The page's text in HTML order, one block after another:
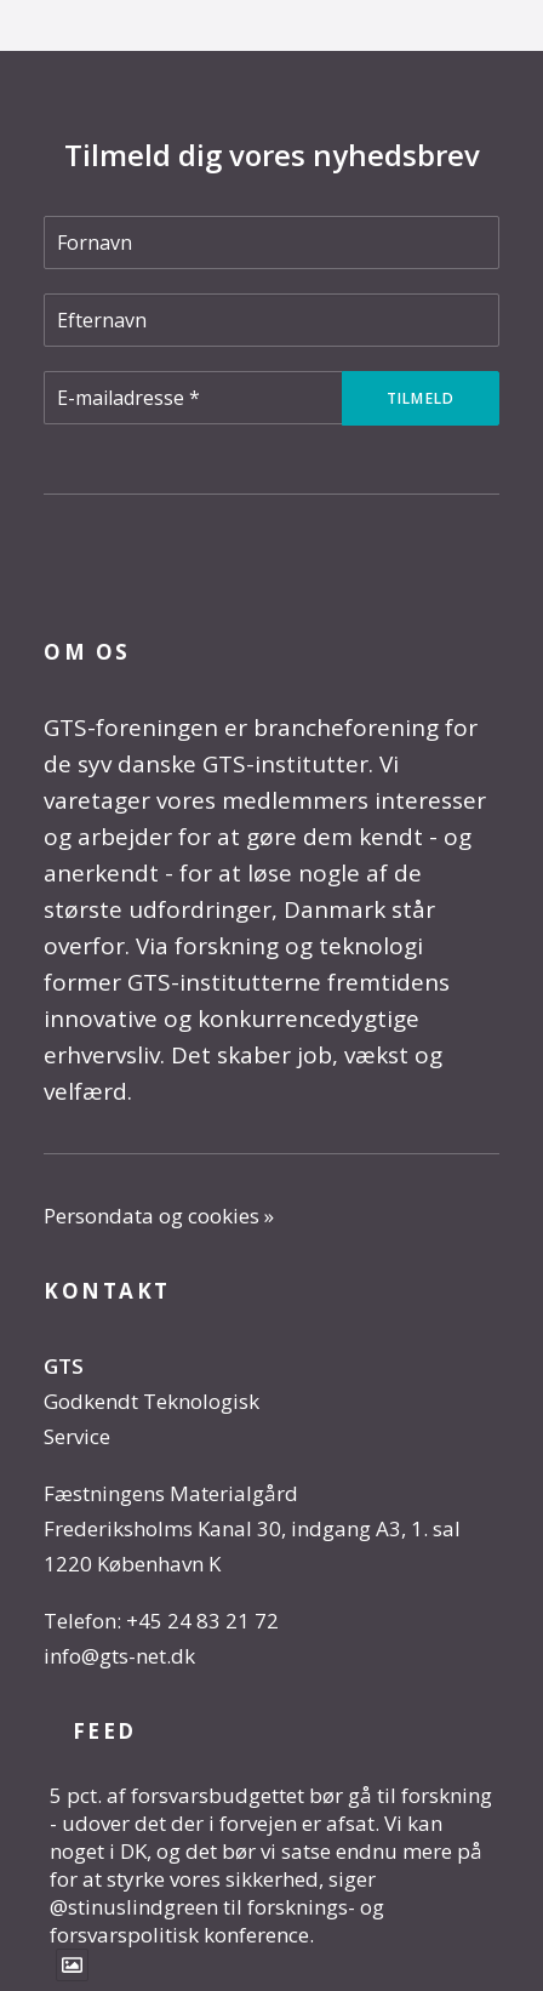
Tilmeld dig vores nyhedsbrev
OM OS
GTS-foreningen er brancheforening for
de syv danske GTS-institutter. Vi
varetager vores medlemmers interesser
og arbejder for at gøre dem kendt - og
anerkendt - for at løse nogle af de
største udfordringer, Danmark står
overfor. Via forskning og teknologi
former GTS-institutterne fremtidens
innovative og konkurrencedygtige
erhvervsliv. Det skaber job, vækst og
velfærd.
Persondata og cookies »
KONTAKT
GTS
Godkendt Teknologisk
Service
Fæstningens Materialgård
Frederiksholms Kanal 30, indgang A3, 1. sal
1220 København K
Telefon: +45 24 83 21 72
info@gts-net.dk
FEED
5 pct. af forsvarsbudgettet bør gå til forskning
- udover det der i forvejen er afsat. Vi kan
noget i DK, og det bør vi satse endnu mere på
for at styrke vores sikkerhed, siger
@stinuslindgreen til forsknings- og
forsvarspolitisk konference.